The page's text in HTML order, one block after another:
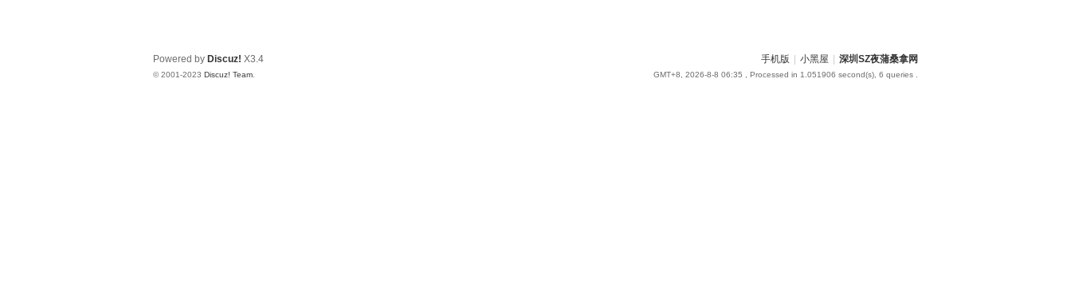
手机版 小黑屋 深圳SZ夜蒲桑拿网
GMT+8, 2026-8-8 06:35 , Processed in 1.051906 second(s), 6 queries .
Powered by Discuz! X3.4
© 2001-2023 Discuz! Team